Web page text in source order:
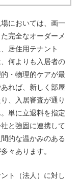
においては、画一
完全なオーダーメ
居住用テナント
何よりも入居者の
・物理的ケアが最
れば、新しく部屋
、入居審査が通り
単に立退料を指定
と強固に連携して
的な温かみのある
々あります。
ト（法人）に対し